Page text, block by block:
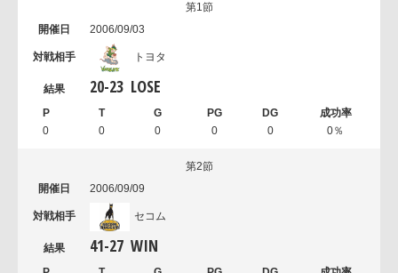
第1節
2006/09/03
トヨタ
20-23 LOSE
0 0 0 0 0 0％
第2節
2006/09/09
セコム
41-27 WIN